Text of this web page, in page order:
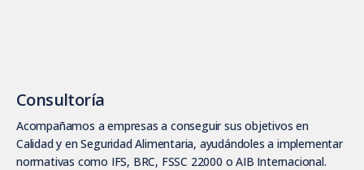
Consultoría
Acompañamos a empresas a conseguir sus objetivos en
Calidad y en Seguridad Alimentaria, ayudándoles a implementar
normativas como IFS, BRC, FSSC 22000 o AIB Internacional.